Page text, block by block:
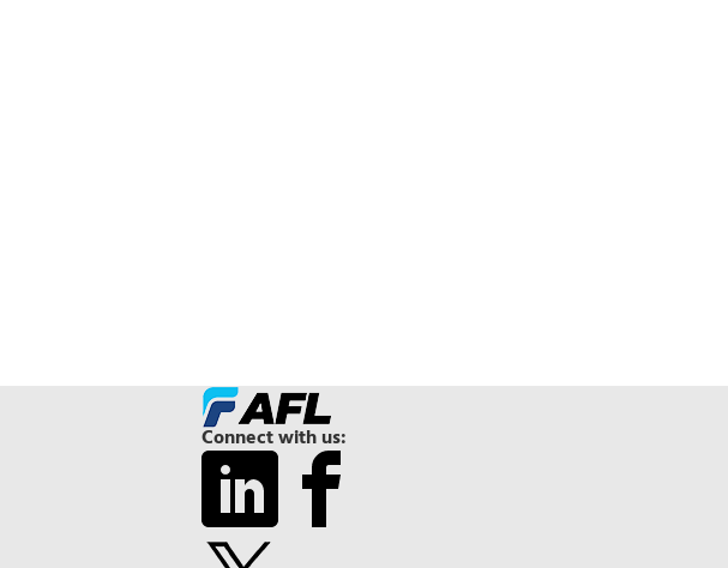
Connect with us: